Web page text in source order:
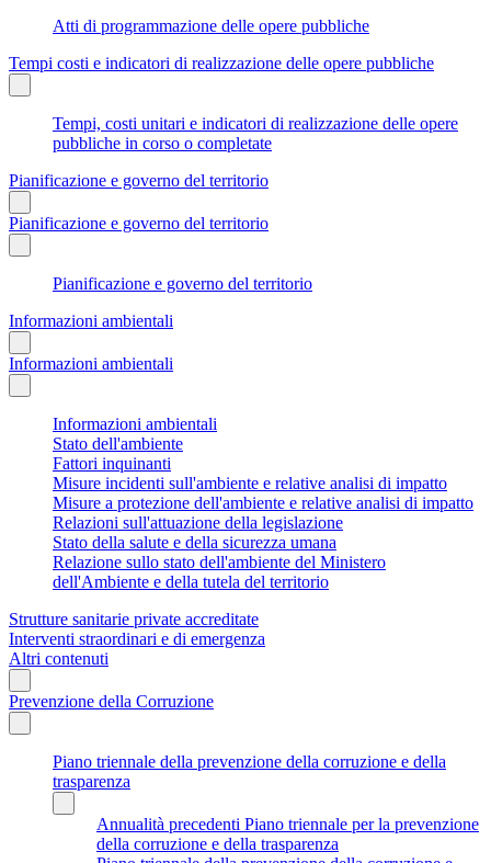
Atti di programmazione delle opere pubbliche
Tempi costi e indicatori di realizzazione delle opere pubbliche
Tempi, costi unitari e indicatori di realizzazione delle opere
pubbliche in corso o completate
Pianificazione e governo del territorio
Pianificazione e governo del territorio
Pianificazione e governo del territorio
Informazioni ambientali
Informazioni ambientali
Informazioni ambientali
Stato dell'ambiente
Fattori inquinanti
Misure incidenti sull'ambiente e relative analisi di impatto
Misure a protezione dell'ambiente e relative analisi di impatto
Relazioni sull'attuazione della legislazione
Stato della salute e della sicurezza umana
Relazione sullo stato dell'ambiente del Ministero
dell'Ambiente e della tutela del territorio
Strutture sanitarie private accreditate
Interventi straordinari e di emergenza
Altri contenuti
Prevenzione della Corruzione
Piano triennale della prevenzione della corruzione e della
trasparenza
Annualità precedenti Piano triennale per la prevenzione
della corruzione e della trasparenza